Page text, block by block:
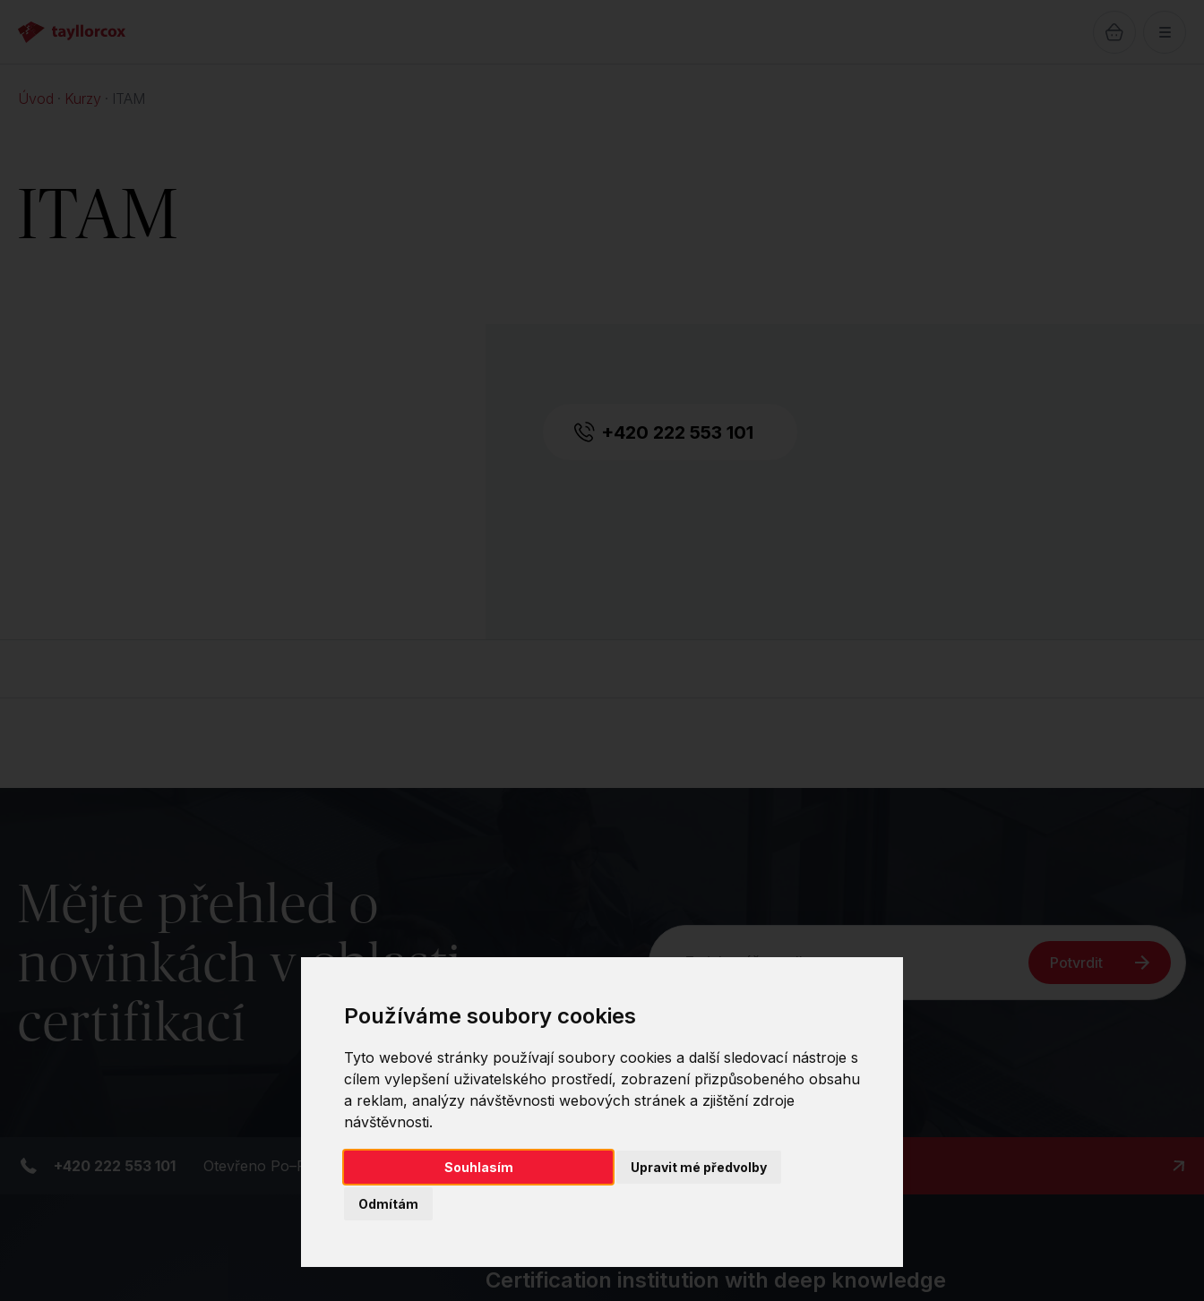
Používáme soubory cookies
Tyto webové stránky používají soubory cookies a další sledovací nástroje s
cílem vylepšení uživatelského prostředí, zobrazení přizpůsobeného obsahu
a reklam, analýzy návštěvnosti webových stránek a zjištění zdroje
návštěvnosti.
Souhlasím
Odmítám
Upravit mé předvolby
Úvod Kurzy ITAM
ITAM
+420 222 553 101
Mějte přehled o
novinkách v oblasti
certifikací
Potvrdit
+420 222 553 101 Otevřeno Po–Pá, od 9:00 do 17:00 Domluvte si bezplatnou konzultaci
Certification institution with deep knowledge